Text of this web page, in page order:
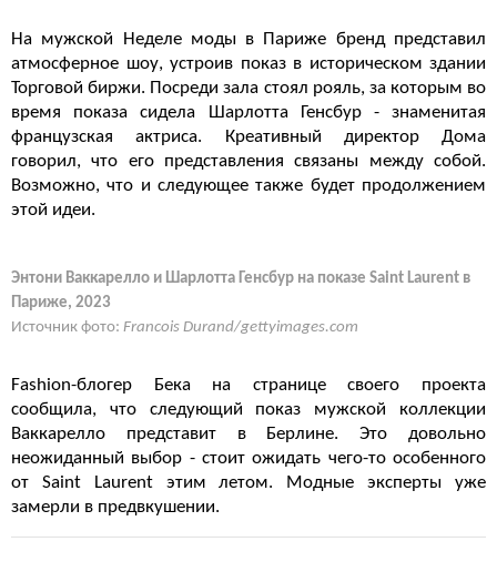
На мужской Неделе моды в Париже бренд представил
атмосферное шоу, устроив показ в историческом здании
Торговой биржи. Посреди зала стоял рояль, за которым во
время показа сидела Шарлотта Генсбур - знаменитая
французская актриса. Креативный директор Дома
говорил, что его представления связаны между собой.
Возможно, что и следующее также будет продолжением
этой идеи.
Энтони Ваккарелло и Шарлотта Генсбур на показе Saint Laurent в
Париже, 2023
Источник фото: Francois Durand/gettyimages.com
Fashion-блогер Бека на странице своего проекта
сообщила, что следующий показ мужской коллекции
Ваккарелло представит в Берлине. Это довольно
неожиданный выбор - стоит ожидать чего-то особенного
от Saint Laurent этим летом. Модные эксперты уже
замерли в предвкушении.